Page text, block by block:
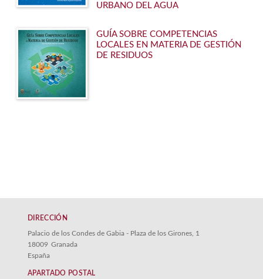
URBANO DEL AGUA
GUÍA SOBRE COMPETENCIAS
LOCALES EN MATERIA DE GESTIÓN
DE RESIDUOS
DIRECCIÓN
Palacio de los Condes de Gabia - Plaza de los Girones, 1
18009 Granada
España
APARTADO POSTAL